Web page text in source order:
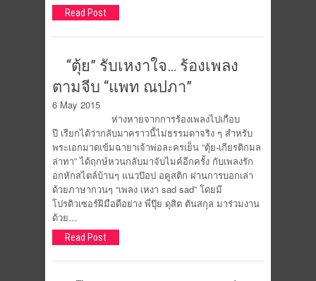
Read Post
“ตุ้ย” รับเหงาใจ… ร้องเพลง
ตามจีบ “แพท ณปภา”
6 May 2015
ห่างหายจากการร้องเพลงไปเกือบ
ปี เรียกได้ว่ากลับมาคราวนี้ไม่ธรรมดาจริง ๆ สำหรับ
พระเอกมาดเข้มฉายาเจ้าพ่อละครเย็น “ตุ้ย-เกียรติกมล
ล่าทา” ได้ฤกษ์หวนกลับมาจับไมค์อีกครั้ง กับเพลงรัก
อกหักสไตล์บ้านๆ แนวป๊อป อคูสติก ผ่านการบอกเล่า
ด้วยภาษากวนๆ “เพลง เหงา sad sad” โดยมี
โปรดิวเซอร์ฝีมือดีอย่าง พี่ปุ๊ย ดุสิต ตันสกุล มาร่วมงาน
ด้วย…
Read Post